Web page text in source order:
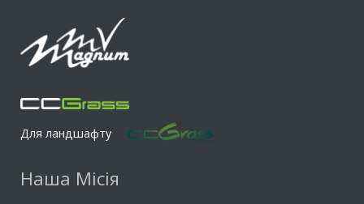
Для ландшафту
Наша Місія